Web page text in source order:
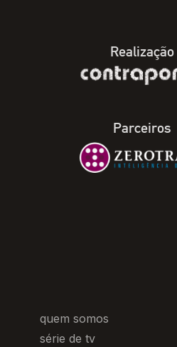
Realização
Parceiros
quem somos
série de tv